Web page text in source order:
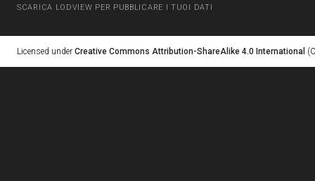
SCARICA LODVIEW PER PUBBLICARE I TUOI DATI
Licensed under Creative Commons Attribution-ShareAlike 4.0 International